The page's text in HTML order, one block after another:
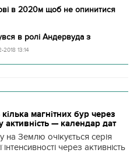
в 2020м щоб не опинитися
в ролі Андервуда з
2018 13:14
магнітних бур через
активність — календар дат
Землю очікується серія
інтенсивності через активність